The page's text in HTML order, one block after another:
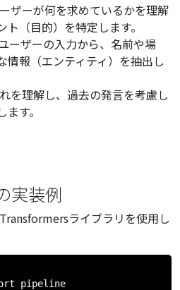
ザーが何を求めているかを理解
（目的）を特定します。
ーザーの入力から、名前や場
情報（エンティティ）を抽出し
を理解し、過去の発言を考慮し
す。
実装例
ライブラリを使用し
pipeline